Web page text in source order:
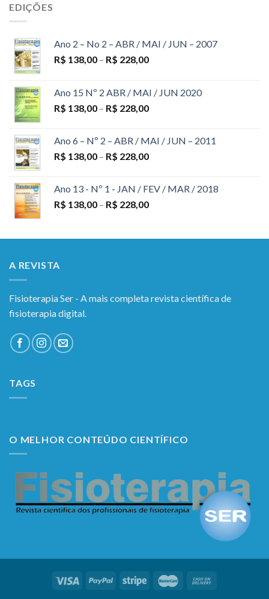
EDIÇÕES
Ano 2 – No 2 – ABR / MAI / JUN – 2007
R$ 138,00 – R$ 228,00
Ano 15 Nº 2 ABR / MAI / JUN 2020
R$ 138,00 – R$ 228,00
Ano 6 – Nº 2 – ABR / MAI / JUN – 2011
R$ 138,00 – R$ 228,00
Ano 13 - Nº 1 - JAN / FEV / MAR / 2018
R$ 138,00 – R$ 228,00
A REVISTA
Fisioterapia Ser - A mais completa revista científica de
fisioterapia digital.
TAGS
O MELHOR CONTEÚDO CIENTÍFICO